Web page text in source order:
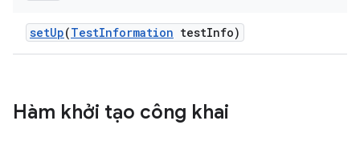
setUp(TestInformation testInfo)
Hàm khởi tạo công khai